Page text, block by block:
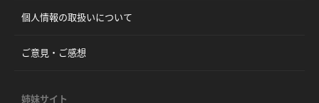
個人情報の取扱いについて
ご意見・ご感想
姉妹サイト